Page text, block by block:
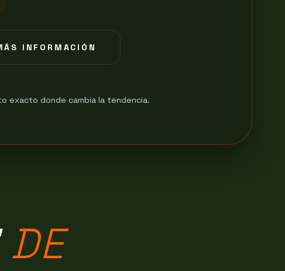
INFORMACIÓN
exacto donde cambia la tendencia.
DE